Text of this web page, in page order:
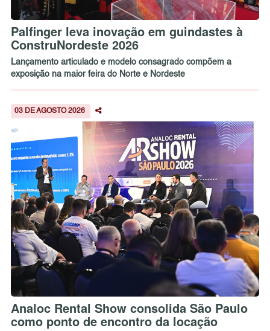
Palfinger leva inovação em guindastes à
ConstruNordeste 2026
Lançamento articulado e modelo consagrado compõem a
exposição na maior feira do Norte e Nordeste
03 DE AGOSTO 2026
Analoc Rental Show consolida São Paulo
como ponto de encontro da locação